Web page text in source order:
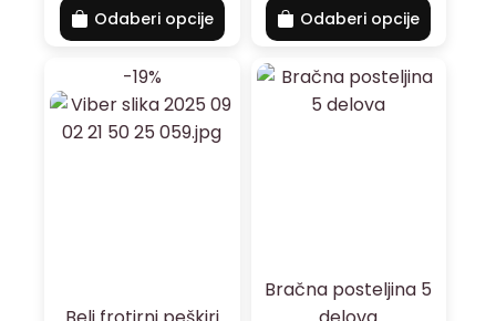
Odaberi opcije Odaberi opcije
-19%
Bračna posteljina 5